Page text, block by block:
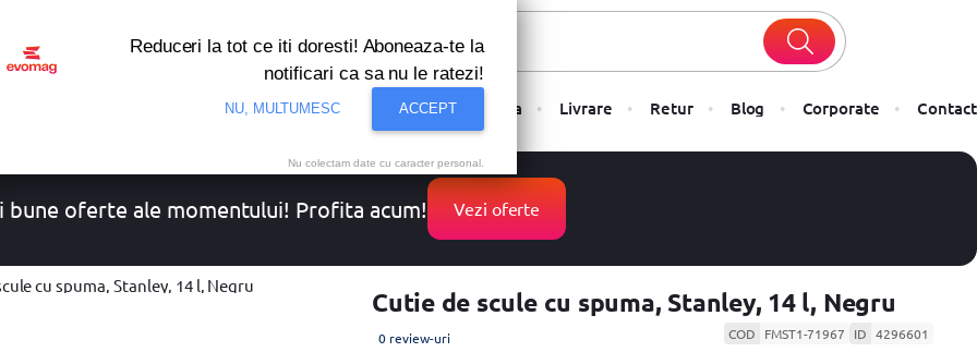
Oferte Resigilate Solutii de Plata Livrare Retur Blog Corporate Contact
bune oferte ale momentului! Profita acum! Vezi oferte
cu spuma, Stanley, 14 l, Negru
Cutie de scule cu spuma, Stanley, 14 l, Negru
0 review-uri COD FMST1-71967 ID 4296601
Reduceri la tot ce iti doresti! Aboneaza-te la
notificari ca sa nu le ratezi!
NU, MULTUMESC ACCEPT
Nu colectam date cu caracter personal.